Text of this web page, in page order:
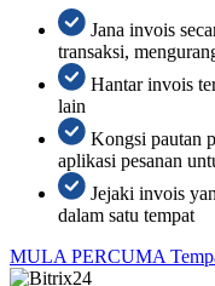
Jana invois
transaksi,
Hantar invois
lain
Kongsi pautan
aplikasi pesanan
Jejaki invois
dalam satu tempat
MULA PERCUMA